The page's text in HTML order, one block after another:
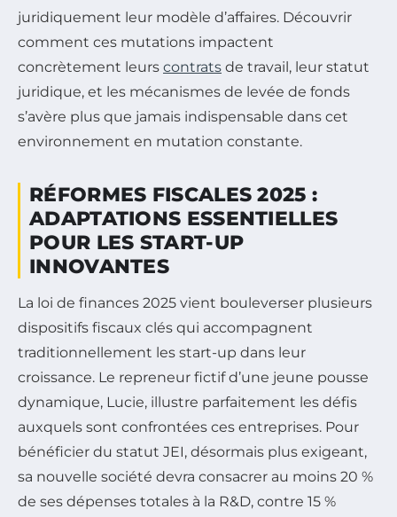
juridiquement leur modèle d’affaires. Découvrir
comment ces mutations impactent
concrètement leurs contrats de travail, leur statut
juridique, et les mécanismes de levée de fonds
s’avère plus que jamais indispensable dans cet
environnement en mutation constante.
RÉFORMES FISCALES 2025 :
ADAPTATIONS ESSENTIELLES
POUR LES START-UP
INNOVANTES
La loi de finances 2025 vient bouleverser plusieurs
dispositifs fiscaux clés qui accompagnent
traditionnellement les start-up dans leur
croissance. Le repreneur fictif d’une jeune pousse
dynamique, Lucie, illustre parfaitement les défis
auxquels sont confrontées ces entreprises. Pour
bénéficier du statut JEI, désormais plus exigeant,
sa nouvelle société devra consacrer au moins 20 %
de ses dépenses totales à la R&D, contre 15 %